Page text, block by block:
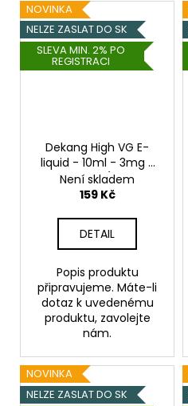
NOVINKA
NELZE ZASLAT DO SK
SLEVA MIN. 2% PO
REGISTRACI
Dekang High VG E-
liquid - 10ml - 3mg -
Steve s Job (Sladké a
kyselé jablko)
Není skladem
159 Kč
DETAIL
Popis produktu
připravujeme. Máte-li
dotaz k uvedenému
produktu, zavolejte
nám.
NOVINKA
NELZE ZASLAT DO SK